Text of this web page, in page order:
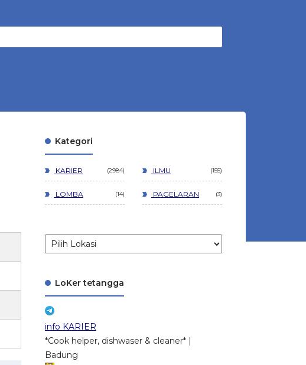
Kategori
KARIER 2984 ILMU 155
LOMBA 14 PAGELARAN 3
LoKer tetangga
info KARIER
*Cook helper, dishwaser & cleaner* |
Badung